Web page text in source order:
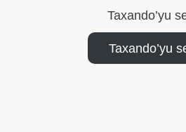
Taxando’yu
Taxando’yu